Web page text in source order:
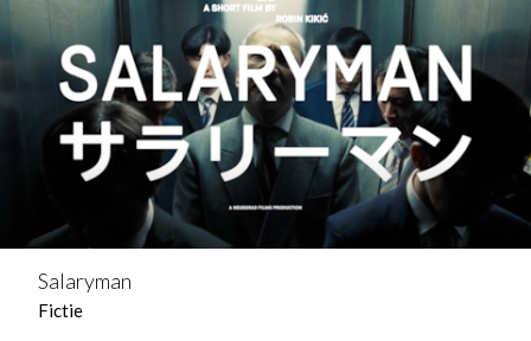
Salaryman
Fictie